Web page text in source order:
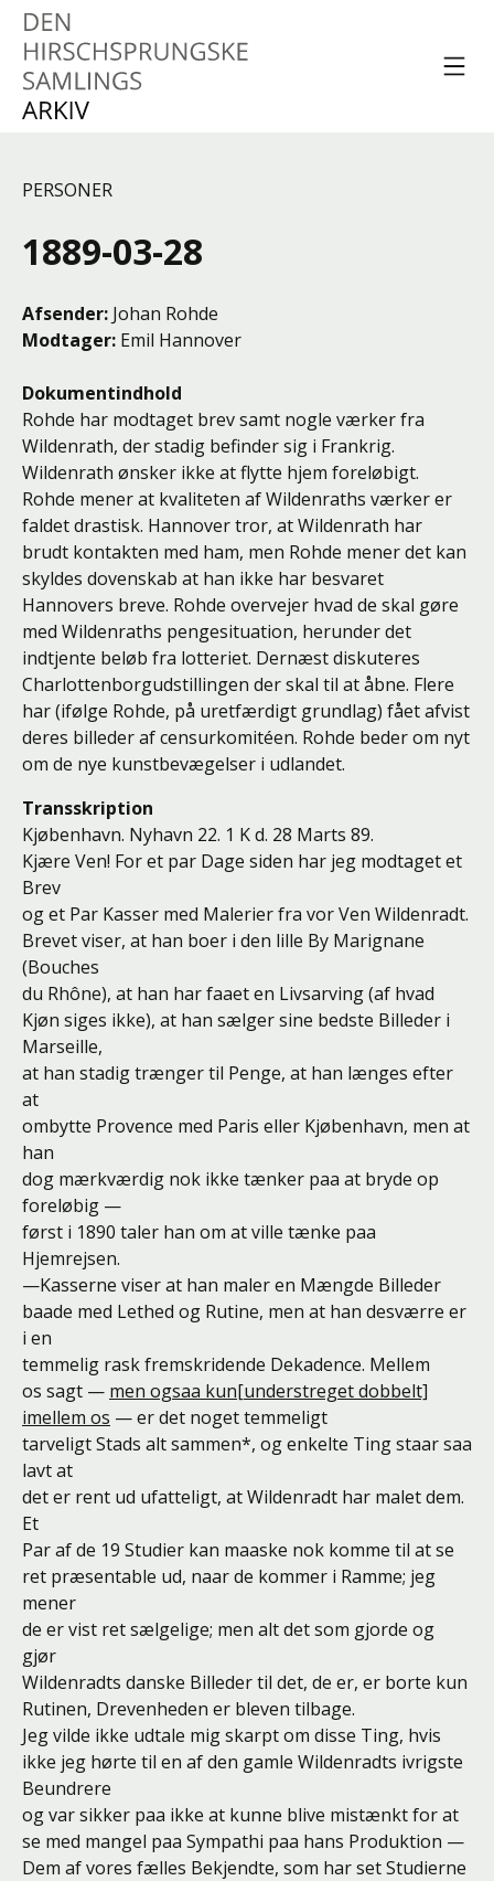
PERSONER
1889-03-28
Afsender Johan Rohde
Modtager Emil Hannover
Dokumentindhold
Rohde har modtaget brev samt nogle værker fra
Wildenrath, der stadig befinder sig i Frankrig.
Wildenrath ønsker ikke at flytte hjem foreløbigt.
Rohde mener at kvaliteten af Wildenraths værker er
faldet drastisk. Hannover tror, at Wildenrath har
brudt kontakten med ham, men Rohde mener det kan
skyldes dovenskab at han ikke har besvaret
Hannovers breve. Rohde overvejer hvad de skal gøre
med Wildenraths pengesituation, herunder det
indtjente beløb fra lotteriet. Dernæst diskuteres
Charlottenborgudstillingen der skal til at åbne. Flere
har (ifølge Rohde, på uretfærdigt grundlag) fået afvist
deres billeder af censurkomitéen. Rohde beder om nyt
om de nye kunstbevægelser i udlandet.
Transskription
Kjøbenhavn. Nyhavn 22. 1 K d. 28 Marts 89.
Kjære Ven! For et par Dage siden har jeg modtaget et
Brev
og et Par Kasser med Malerier fra vor Ven Wildenradt.
Brevet viser, at han boer i den lille By Marignane
(Bouches
du Rhône), at han har faaet en Livsarving (af hvad
Kjøn siges ikke), at han sælger sine bedste Billeder i
Marseille,
at han stadig trænger til Penge, at han længes efter
at
ombytte Provence med Paris eller Kjøbenhavn, men at
han
dog mærkværdig nok ikke tænker paa at bryde op
foreløbig —
først i 1890 taler han om at ville tænke paa
Hjemrejsen.
—Kasserne viser at han maler en Mængde Billeder
baade med Lethed og Rutine, men at han desværre er
i en
temmelig rask fremskridende Dekadence. Mellem
os sagt — men ogsaa kun[understreget dobbelt]
imellem os — er det noget temmeligt
tarveligt Stads alt sammen*, og enkelte Ting staar saa
lavt at
det er rent ud ufatteligt, at Wildenradt har malet dem.
Et
Par af de 19 Studier kan maaske nok komme til at se
ret præsentable ud, naar de kommer i Ramme; jeg
mener
de er vist ret sælgelige; men alt det som gjorde og
gjør
Wildenradts danske Billeder til det, de er, er borte kun
Rutinen, Drevenheden er bleven tilbage.
Jeg vilde ikke udtale mig skarpt om disse Ting, hvis
ikke jeg hørte til en af den gamle Wildenradts ivrigste
Beundrere
og var sikker paa ikke at kunne blive mistænkt for at
se med mangel paa Sympathi paa hans Produktion —
Dem af vores fælles Bekjendte, som har set Studierne